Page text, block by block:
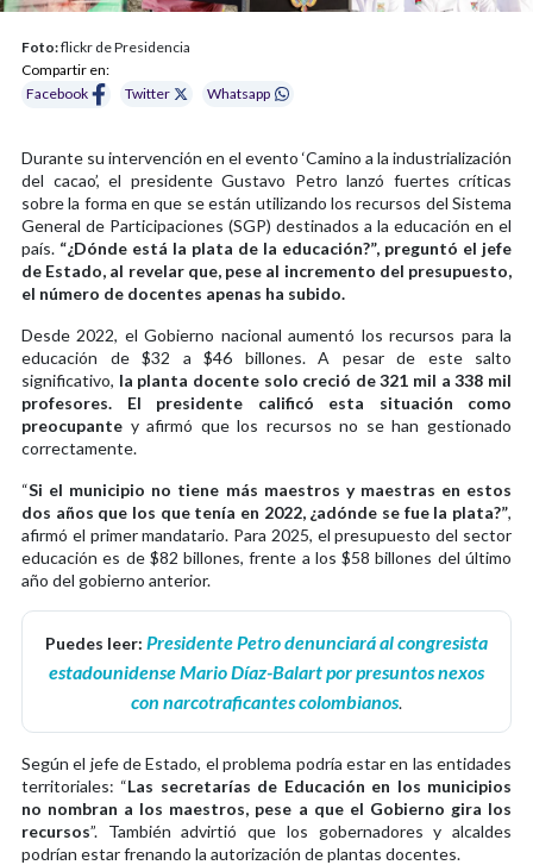
Foto:flickr de Presidencia
Compartir en:
Facebook
Twitter Whatsapp
Durante su intervención en el evento ‘Camino a la industrialización
del cacao’, el presidente Gustavo Petro lanzó fuertes críticas
sobre la forma en que se están utilizando los recursos del Sistema
General de Participaciones (SGP) destinados a la educación en el
país. “¿Dónde está la plata de la educación?”, preguntó el jefe
de Estado, al revelar que, pese al incremento del presupuesto,
el número de docentes apenas ha subido.
Desde 2022, el Gobierno nacional aumentó los recursos para la
educación de $32 a $46 billones. A pesar de este salto
significativo, la planta docente solo creció de 321 mil a 338 mil
profesores. El presidente calificó esta situación como
preocupante y afirmó que los recursos no se han gestionado
correctamente.
“Si el municipio no tiene más maestros y maestras en estos
dos años que los que tenía en 2022, ¿adónde se fue la plata?”,
afirmó el primer mandatario. Para 2025, el presupuesto del sector
educación es de $82 billones, frente a los $58 billones del último
año del gobierno anterior.
Puedes leer: Presidente Petro denunciará al congresista
estadounidense Mario Díaz-Balart por presuntos nexos
con narcotraficantes colombianos.
Según el jefe de Estado, el problema podría estar en las entidades
territoriales: “Las secretarías de Educación en los municipios
no nombran a los maestros, pese a que el Gobierno gira los
recursos”. También advirtió que los gobernadores y alcaldes
podrían estar frenando la autorización de plantas docentes.